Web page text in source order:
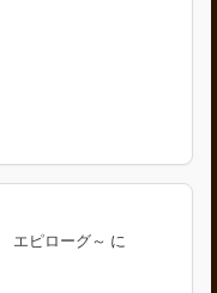
エピローグ～ に